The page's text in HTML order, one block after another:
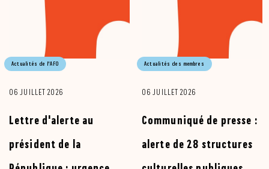
Actualités de l'AFO
06 JUILLET 2026
Lettre d'alerte au
président de la
Actualités des membres
06 JUILLET 2026
Communiqué de presse :
alerte de 28 structures